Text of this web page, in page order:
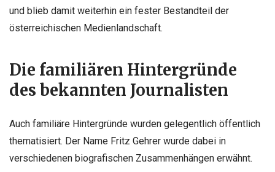
und blieb damit weiterhin ein fester Bestandteil der
österreichischen Medienlandschaft.
Die familiären Hintergründe
des bekannten Journalisten
Auch familiäre Hintergründe wurden gelegentlich öffentlich
thematisiert. Der Name Fritz Gehrer wurde dabei in
verschiedenen biografischen Zusammenhängen erwähnt.